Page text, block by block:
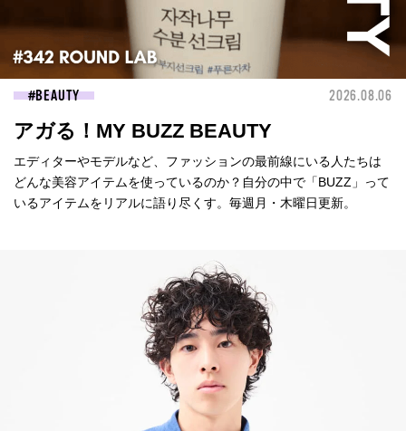
BEAUTY 2026.08.06
アガる！MY BUZZ BEAUTY
エディターやモデルなど、ファッションの最前線にいる人たちは
どんな美容アイテムを使っているのか？自分の中で「BUZZ」って
いるアイテムをリアルに語り尽くす。毎週月・木曜日更新。